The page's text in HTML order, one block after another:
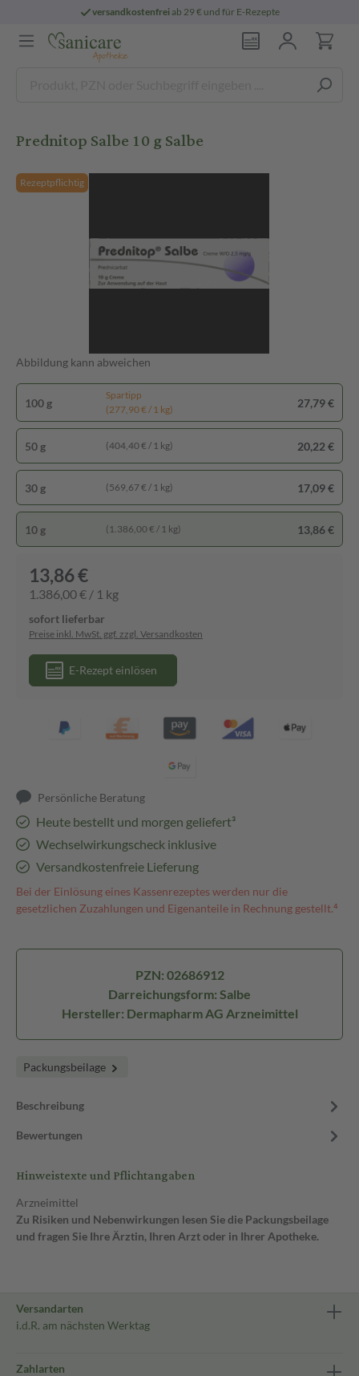
versandkostenfreiab 29 € und für E-Rezepte
Prednitop Salbe 10 g Salbe
Rezeptpflichtig
Abbildung kann abweichen
100 g
Spartipp
(277,90 € / 1 kg)
27,79 €
50 g (404,40 € / 1 kg) 20,22 €
30 g (569,67 € / 1 kg) 17,09 €
10 g (1.386,00 € / 1 kg) 13,86 €
13,86 €
1.386,00 € / 1 kg
sofort lieferbar
Preise inkl. MwSt. ggf. zzgl. Versandkosten
E-Rezept einlösen
Persönliche Beratung
Heute bestellt und morgen geliefert³
Wechselwirkungscheck inklusive
Versandkostenfreie Lieferung
Bei der Einlösung eines Kassenrezeptes werden nur die
gesetzlichen Zuzahlungen und Eigenanteile in Rechnung gestellt.⁴
PZN: 02686912
Darreichungsform: Salbe
Hersteller: Dermapharm AG Arzneimittel
Packungsbeilage
Beschreibung
Bewertungen
Hinweistexte und Pflichtangaben
Arzneimittel
Zu Risiken und Nebenwirkungen lesen Sie die Packungsbeilage
und fragen Sie Ihre Ärztin, Ihren Arzt oder in Ihrer Apotheke.
Versandarten
i.d.R. am nächsten Werktag
Zahlarten